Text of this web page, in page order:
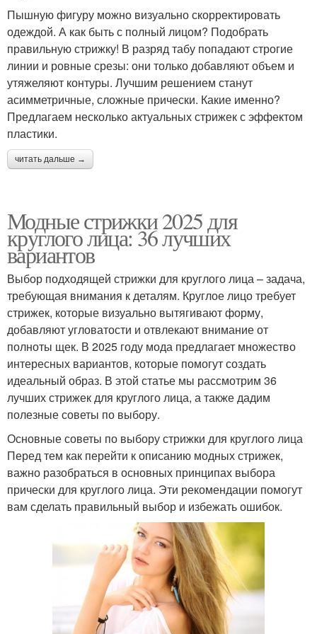
Пышную фигуру можно визуально скорректировать
одеждой. А как быть с полный лицом? Подобрать
правильную стрижку! В разряд табу попадают строгие
линии и ровные срезы: они только добавляют объем и
утяжеляют контуры. Лучшим решением станут
асимметричные, сложные прически. Какие именно?
Предлагаем несколько актуальных стрижек с эффектом
пластики.
читать дальше →
Модные стрижки 2025 для
круглого лица: 36 лучших
вариантов
Выбор подходящей стрижки для круглого лица – задача,
требующая внимания к деталям. Круглое лицо требует
стрижек, которые визуально вытягивают форму,
добавляют угловатости и отвлекают внимание от
полноты щек. В 2025 году мода предлагает множество
интересных вариантов, которые помогут создать
идеальный образ. В этой статье мы рассмотрим 36
лучших стрижек для круглого лица, а также дадим
полезные советы по выбору.
Основные советы по выбору стрижки для круглого лица
Перед тем как перейти к описанию модных стрижек,
важно разобраться в основных принципах выбора
прически для круглого лица. Эти рекомендации помогут
вам сделать правильный выбор и избежать ошибок.